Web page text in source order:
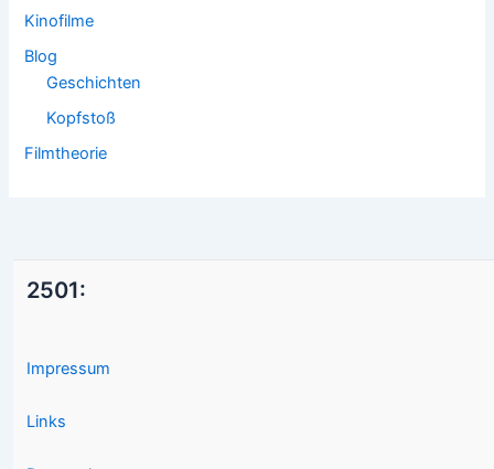
Kinofilme
Blog
Geschichten
Kopfstoß
Filmtheorie
2501:
Impressum
Links